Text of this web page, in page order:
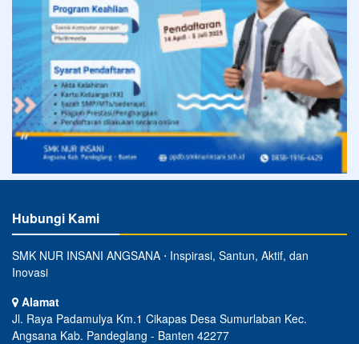
Hubungi Kami
SMK NUR INSANI ANGSANA ⋅ Inspirasi, Santun, Aktif, dan
Inovasi
Alamat
Jl. Raya Padamulya Km.1 Cikapas Desa Sumurlaban Kec.
Angsana Kab. Pandeglang - Banten 42277